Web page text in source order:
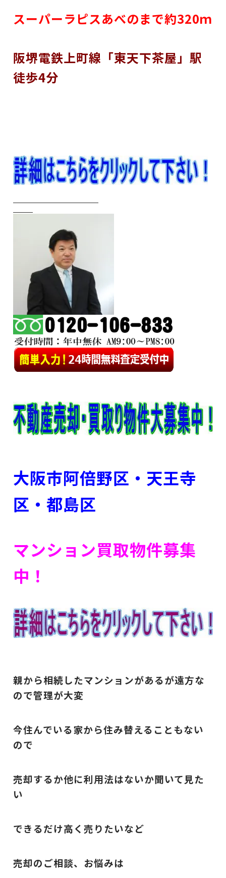
スーパーラピスあべのまで約320ｍ
阪堺電鉄上町線「東天下茶屋」駅
徒歩4分
大阪市阿倍野区・天王寺
区・都島区
マンション買取物件募集
中！
親から相続したマンションがあるが遠方な
ので管理が大変
今住んでいる家から住み替えることもない
ので
売却するか他に利用法はないか聞いて見た
い
できるだけ高く売りたいなど
売却のご相談、お悩みは